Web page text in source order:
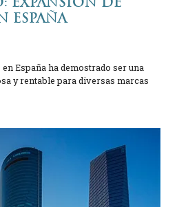
ESPAÑA
España ha demostrado ser una
y rentable para diversas marcas